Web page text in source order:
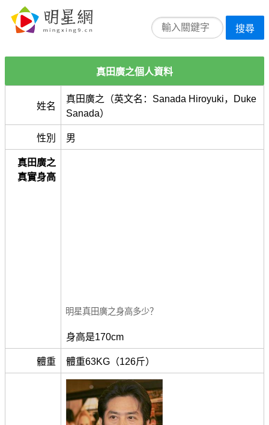
搜尋
真田廣之個人資料
姓名
真田廣之（英文名：Sanada Hiroyuki，Duke
Sanada）
性別 男
真田廣之
真實身高
明星真田廣之身高多少？
身高是170cm
體重 體重63KG（126斤）